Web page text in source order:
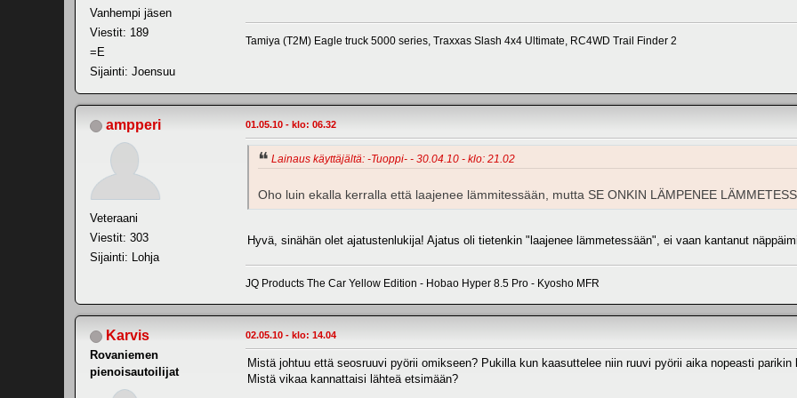
Vanhempi jäsen
Viestit: 189
=E
Sijainti: Joensuu
Tamiya (T2M) Eagle truck 5000 series, Traxxas Slash 4x4 Ultimate, RC4WD Trail Finder 2
ampperi
Veteraani
Viestit: 303
Sijainti: Lohja
01.05.10 - klo: 06.32
Lainaus käyttäjältä: -Tuoppi- - 30.04.10 - klo: 21.02
Oho luin ekalla kerralla että laajenee lämmitessään, mutta SE ONKIN LÄMPENEE
Hyvä, sinähän olet ajatustenlukija! Ajatus oli tietenkin "laajenee lämmetessään", ei vaan kantanut
JQ Products The Car Yellow Edition - Hobao Hyper 8.5 Pro - Kyosho MFR
Karvis
Rovaniemen
pienoisautoilijat
02.05.10 - klo: 14.04
Mistä johtuu että seosruuvi pyörii omikseen? Pukilla kun kaasuttelee niin ruuvi pyörii aika nopeasti
Mistä vikaa kannattaisi lähteä etsimään?